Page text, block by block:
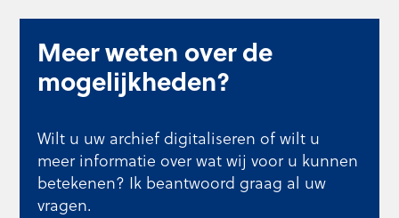
Meer weten over de
mogelijkheden?
Wilt u uw archief digitaliseren of wilt u
meer informatie over wat wij voor u kunnen
betekenen? Ik beantwoord graag al uw
vragen.